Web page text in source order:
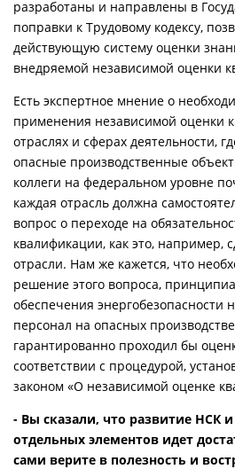
разработаны и направлены в
поправки к Трудовому кодексу,
действующую систему оценки
внедряемой независимой оценки
Есть экспертное мнение о
применения независимой оценки
отраслях и сферах деятельности,
опасные производственные
коллеги на федеральном уровне
каждая отрасль должна
вопрос о переходе на
квалификации, как это, например,
отрасли. Нам же кажется, что
решение этого вопроса,
обеспечения энергобезопасности
персонал на опасных
гарантированно проходил бы
соответствии с процедурой,
законом «О независимой оценке
- Вы сказали, что развитие НСК
отдельных элементов идет
сами верите в полезность и